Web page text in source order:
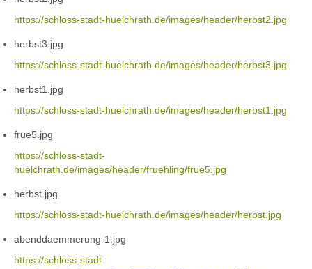
https://schloss-stadt-huelchrath.de/images/header/herbst2.jpg
herbst3.jpg
https://schloss-stadt-huelchrath.de/images/header/herbst3.jpg
herbst1.jpg
https://schloss-stadt-huelchrath.de/images/header/herbst1.jpg
frue5.jpg
https://schloss-stadt-
huelchrath.de/images/header/fruehling/frue5.jpg
herbst.jpg
https://schloss-stadt-huelchrath.de/images/header/herbst.jpg
abenddaemmerung-1.jpg
https://schloss-stadt-